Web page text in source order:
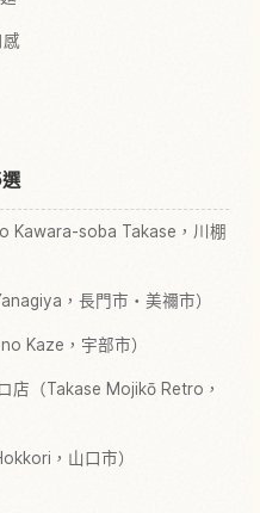
Kawara-soba Takase，川棚
，長門市・美禰市）
Kaze，宇部市）
店（Takase Mojikō Retro，
，山口市）